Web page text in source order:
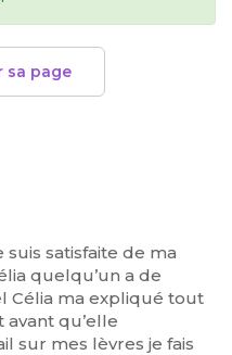
sa page
suis satisfaite de ma
quelqu’un a de
Célia ma expliqué tout
qu’elle
sur mes lèvres je fais